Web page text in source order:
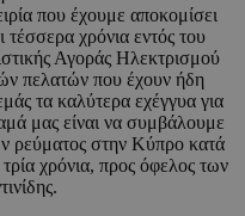
που έχουμε αποκομίσει
χρόνια εντός του
Αγοράς Ηλεκτρισμού
πελατών που έχουν ήδη
τα καλύτερα εχέγγυα για
μας είναι να συμβάλουμε
ρεύματος στην Κύπρο κατά
χρόνια, προς όφελος των